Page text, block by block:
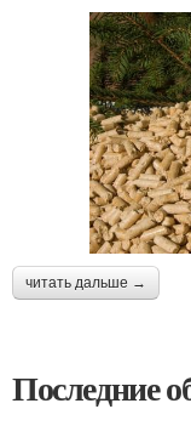
читать дальше →
Последние